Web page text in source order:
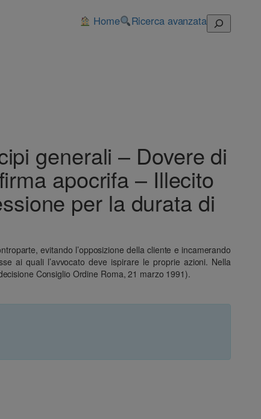
Home Ricerca avanzata Cerca
generali – Dovere di
apocrifa – Illecito
per la durata di
evitando l’opposizione della cliente e incamerando
ai quali l’avvocato deve ispirare le proprie azioni. Nella
Consiglio Ordine Roma, 21 marzo 1991).